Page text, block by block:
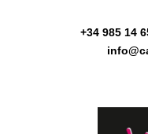
+34 985 14